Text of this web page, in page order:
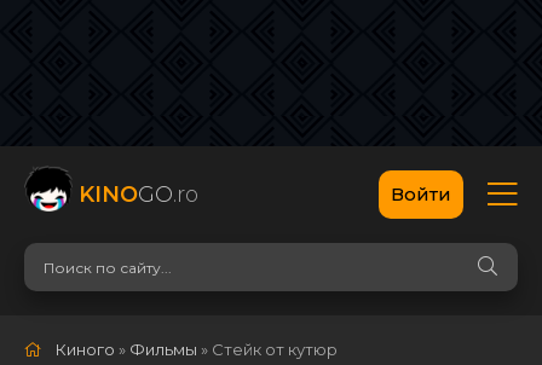
KINOGO.ro Войти
Киного » Фильмы » Стейк от кутюр